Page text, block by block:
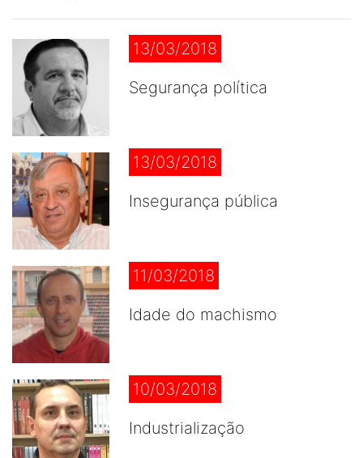
13/03/2018
Segurança política
13/03/2018
Insegurança pública
11/03/2018
Idade do machismo
10/03/2018
Industrialização